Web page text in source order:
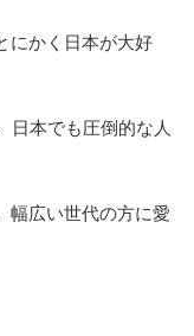
にかく日本が大好
日本でも圧倒的な人
幅広い世代の方に愛